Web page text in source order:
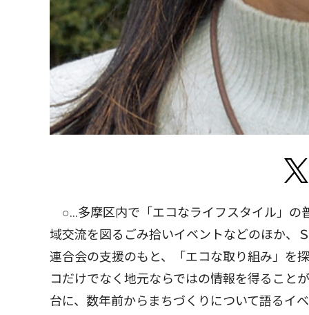
○...多摩区内で「エコなライフスタイル」の
域交流を図るごみ拾いイベントなどのほか、
連合会の支援のもと、「エコな取り組み」を
コだけでなく地元ならではの情報を得ること
台に、数年前からまちづくりについて語るイ